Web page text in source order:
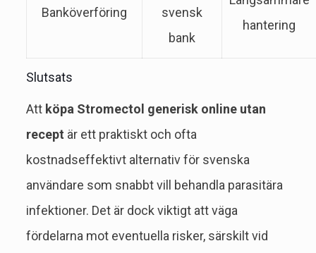
Banköverföring
svensk
bank
hantering
Slutsats
Att köpa Stromectol generisk online utan
recept är ett praktiskt och ofta
kostnadseffektivt alternativ för svenska
användare som snabbt vill behandla parasitära
infektioner. Det är dock viktigt att väga
fördelarna mot eventuella risker, särskilt vid